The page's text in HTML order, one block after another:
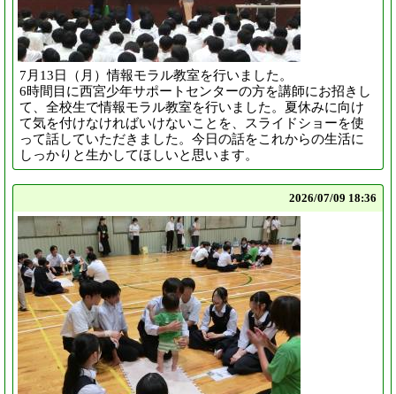
7月13日（月）情報モラル教室を行いました。
6時間目に西宮少年サポートセンターの方を講師にお招きし
て、全校生で情報モラル教室を行いました。夏休みに向け
て気を付けなければいけないことを、スライドショーを使
って話していただきました。今日の話をこれからの生活に
しっかりと生かしてほしいと思います。
2026/07/09 18:36